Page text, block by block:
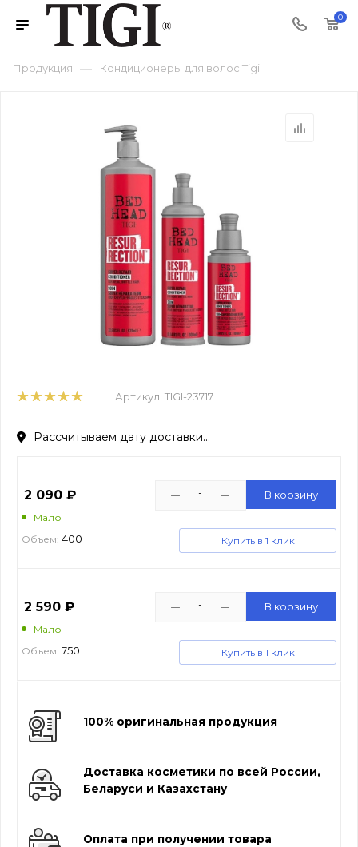
0
Продукция — Кондиционеры для волос Tigi
Артикул: TIGI-23717
Рассчитываем дату доставки...
2 090 ₽
Мало
Объем: 400
В корзину
Купить в 1 клик
2 590 ₽
Мало
Объем: 750
В корзину
Купить в 1 клик
100% оригинальная продукция
Доставка косметики по всей России,
Беларуси и Казахстану
Оплата при получении товара